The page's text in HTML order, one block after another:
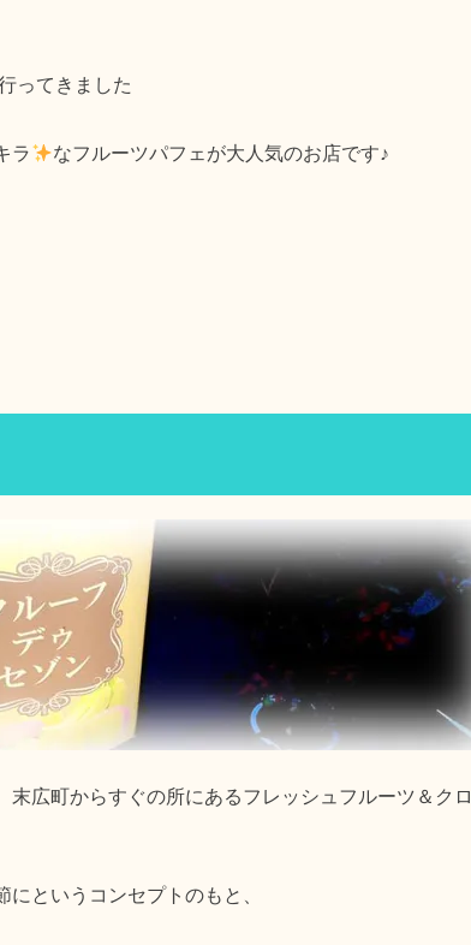
ってきました
ラ なフルーツパフェが大人気のお店です♪
広町からすぐの所にあるフレッシュフルーツ＆クロ
というコンセプトのもと、